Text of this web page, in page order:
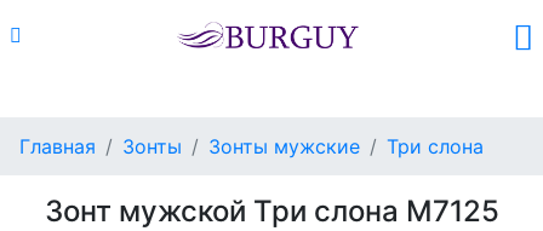
Главная Зонты Зонты мужские Три слона
Зонт мужской Три слона M7125